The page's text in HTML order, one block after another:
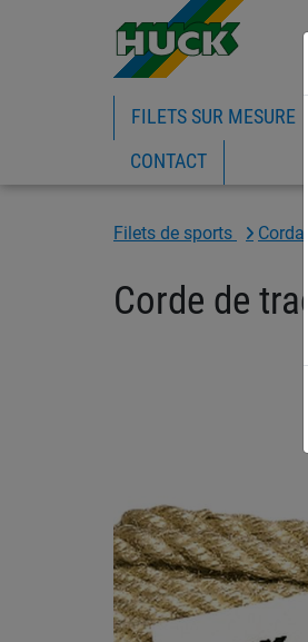
FILETS SUR MESURE
CONTACT
Filets de sports
Corde de